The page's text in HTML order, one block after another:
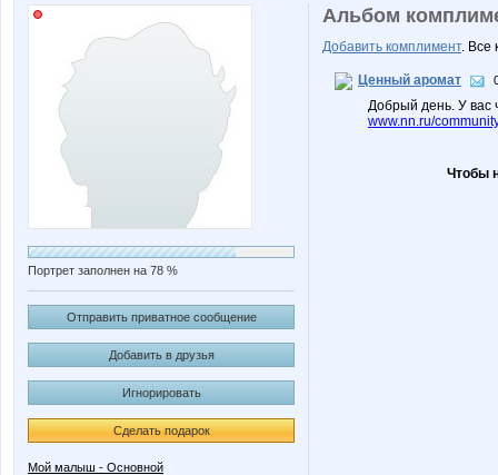
Портрет заполнен на 78 %
Отправить приватное сообщение
Добавить в друзья
Игнорировать
Сделать подарок
Мой малыш - Основной
Альбом
Добавить комплимент. Все
Ценный аромат
Добрый день. У вас
www.nn.ru/
Чтобы